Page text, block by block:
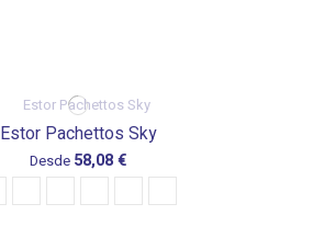
Estor Pachettos Sky
Desde 58,08 €